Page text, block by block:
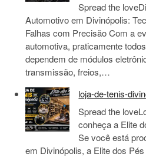
Spread the
Automotivo em Divinópolis:
Falhas com Precisão Com a
automotiva, praticamente
dependem de módulos
transmissão, freios,…
loja-de-tenis-
Spread the
conheça a Elite
Se você está
em Divinópolis, a Elite dos